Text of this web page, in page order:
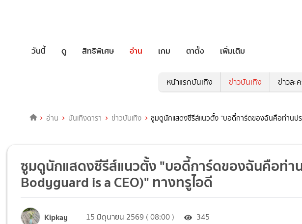
วันนี้ ดู สิทธิพิเศษ อ่าน เกม ตาตั้ง เพิ่มเติม
หน้าแรกบันเทิง ข่าวบันเทิง ข่าวละ
อ่าน บันเทิงดารา ข่าวบันเทิง ซูมดูนักแสดงซีรีส์แนวตั้ง "บอดี้การ์ดของฉันคือท่านปร
ซูมดูนักแสดงซีรีส์แนวตั้ง "บอดี้การ์ดของฉันคือท่า
Bodyguard is a CEO)" ทางทรูไอดี
Kipkay 15 มิถุนายน 2569 ( 08:00 ) 345